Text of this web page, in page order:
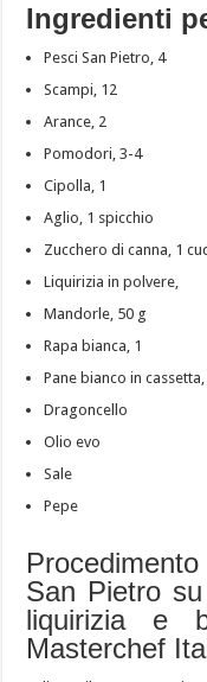
Ingredienti
Pesci San Pietro, 4
Scampi, 12
Arance, 2
Pomodori, 3-4
Cipolla, 1
Aglio, 1 spicchio
Zucchero di canna, 1
Liquirizia in polvere,
Mandorle, 50 g
Rapa bianca, 1
Pane bianco in
Dragoncello
Olio evo
Sale
Pepe
San Pietro
liquirizia e
Masterchef